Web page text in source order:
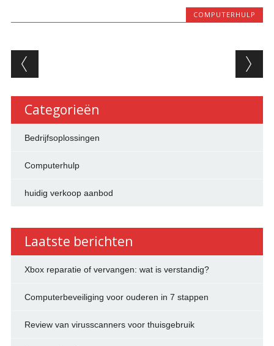
COMPUTERHULP
Berichtnavigatie
Categorieën
Bedrijfsoplossingen
Computerhulp
huidig verkoop aanbod
Laatste berichten
Xbox reparatie of vervangen: wat is verstandig?
Computerbeveiliging voor ouderen in 7 stappen
Review van virusscanners voor thuisgebruik